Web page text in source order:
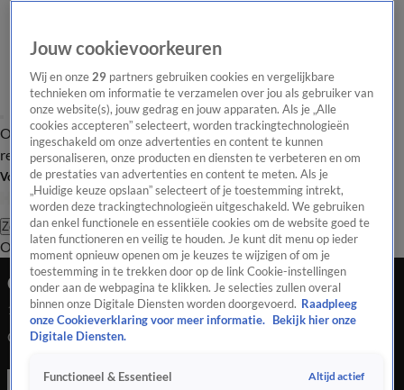
Overzicht Laatste nieuws Regionieuws Het beste van Hart
Tip de
redactie
Volg Hart van Nederland
Zoeken
OverzichtRegioUitzendingenWeerTip de redactiePanelVideo's
Coronacijfers dalen: kabinet wil versoepelen
10 mei 2021, 17:16
Coronacijfers dalen: kabinet wil versoepelen
Jouw cookievoorkeuren
Wij en onze29 partners gebruiken cookies en vergelijkbare
technieken om informatie te verzamelen over jou als gebruiker van
onze website(s), jouw gedrag en jouw apparaten. Als je „Alle
cookies accepteren” selecteert, worden trackingtechnologieën
ingeschakeld om onze advertenties en content te kunnen
personaliseren, onze producten en diensten te verbeteren en om
de prestaties van advertenties en content te meten. Als je
„Huidige keuze opslaan” selecteert of je toestemming intrekt,
worden deze trackingtechnologieën uitgeschakeld. We gebruiken
dan enkel functionele en essentiële cookies om de website goed te
laten functioneren en veilig te houden. Je kunt dit menu op ieder
moment opnieuw openen om je keuzes te wijzigen of om je
toestemming in te trekken door op de link Cookie-instellingen
onder aan de webpagina te klikken. Je selecties zullen overal
binnen onze Digitale Diensten worden doorgevoerd. Raadpleeg
onze Cookieverklaring voor meer informatie.
Bekijk hier onze
Digitale Diensten.
Functioneel & Essentieel Altijd actief